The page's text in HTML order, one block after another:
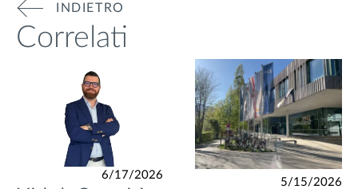
INDIETRO
Correlati
6/17/2026
5/15/2026